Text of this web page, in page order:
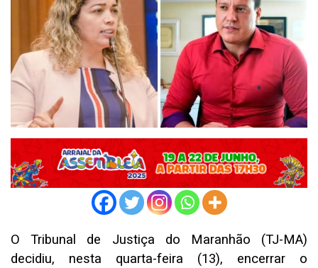
O Tribunal de Justiça do Maranhão (TJ-MA)
decidiu, nesta quarta-feira (13), encerrar o